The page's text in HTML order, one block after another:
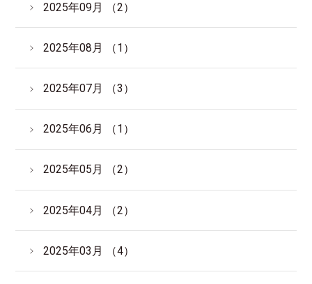
2025年09月 （2）
2025年08月 （1）
2025年07月 （3）
2025年06月 （1）
2025年05月 （2）
2025年04月 （2）
2025年03月 （4）